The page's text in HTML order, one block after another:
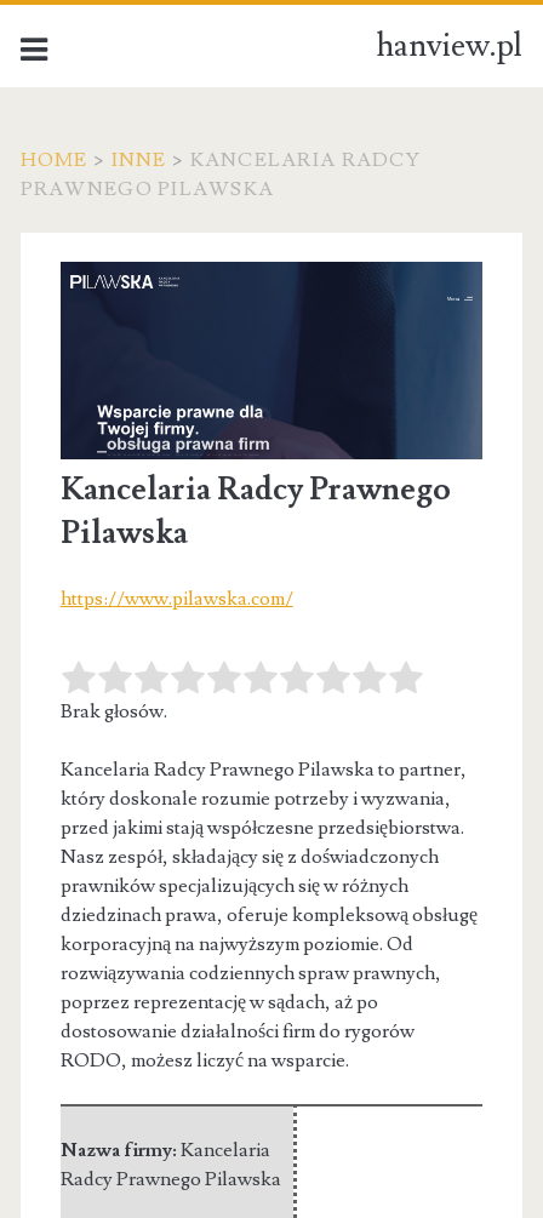
hanview.pl
HOME > INNE > KANCELARIA RADCY
PRAWNEGO PILAWSKA
Kancelaria Radcy Prawnego
Pilawska
https://www.pilawska.com/
Brak głosów.
Kancelaria Radcy Prawnego Pilawska to partner,
który doskonale rozumie potrzeby i wyzwania,
przed jakimi stają współczesne przedsiębiorstwa.
Nasz zespół, składającysię z doświadczonych
prawników specjalizujących się w różnych
dziedzinach prawa, oferuje kompleksową obsługę
korporacyjną na najwyższym poziomie. Od
rozwiązywania codziennych spraw prawnych,
poprzez reprezentację w sądach, aż po
dostosowanie działalności firm do rygorów
RODO, możesz liczyć na wsparcie.
Nazwa firmy: Kancelaria
Radcy Prawnego Pilawska